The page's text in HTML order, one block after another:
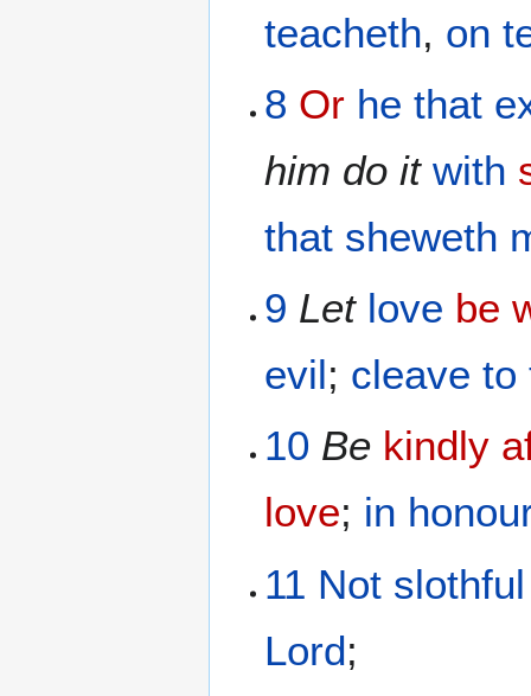
teacheth, on
8 Or he that
him do it with
that sheweth
9 Let love be
evil; cleave to
10 Be kindly
love; in
11 Not slothful
Lord;